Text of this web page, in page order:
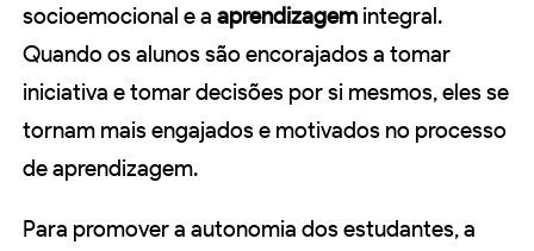
socioemocional e a aprendizagem integral.
Quando os alunos são encorajados a tomar
iniciativa e tomar decisões por si mesmos, eles se
tornam mais engajados e motivados no processo
de aprendizagem.
Para promover a autonomia dos estudantes, a